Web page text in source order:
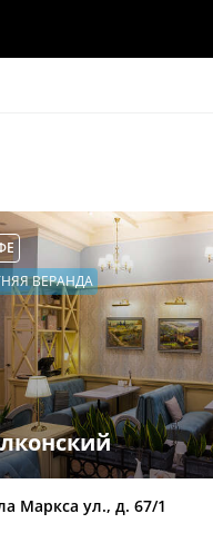
ВЕРАНДА
Маркса ул., д. 67/1